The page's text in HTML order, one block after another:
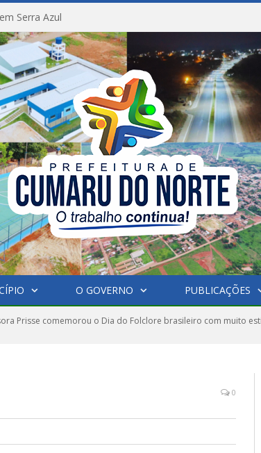
Serra Azul
O GOVERNO PUBLICAÇÕES
Prisse comemorou o Dia do Folclore brasileiro com muito
0